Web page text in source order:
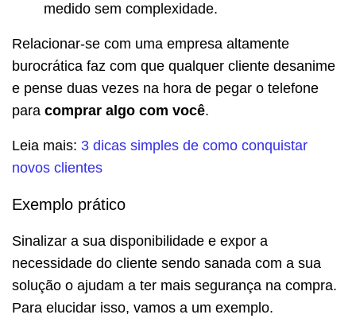
medido sem complexidade.
Relacionar-se com uma empresa altamente
burocrática faz com que qualquer cliente desanime
e pense duas vezes na hora de pegar o telefone
para comprar algo com você.
Leia mais: 3 dicas simples de como conquistar
novos clientes
Exemplo prático
Sinalizar a sua disponibilidade e expor a
necessidade do cliente sendo sanada com a sua
solução o ajudam a ter mais segurança na compra.
Para elucidar isso, vamos a um exemplo.